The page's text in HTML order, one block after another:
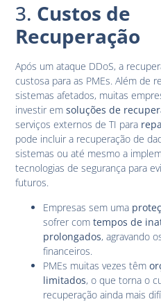
3. Custos de
Recuperação
Após um ataque DDoS, a
custosa para as PMEs. Além de
sistemas afetados, muitas
investir emsoluções de
serviços externos de TI para
pode incluir a recuperação de
sistemas ou até mesmo a
tecnologias de segurança para
futuros.
Empresas sem uma
sofrer comtempos de
prolongados, agravando
financeiros.
PMEs muitas vezes têm
limitados, o que torna o
recuperação ainda mais